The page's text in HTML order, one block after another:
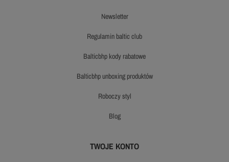
newsletter
regulamin baltic club
balticbhp kody rabatowe
balticbhp unboxing produktów
roboczy styl
blog
TWOJE KONTO